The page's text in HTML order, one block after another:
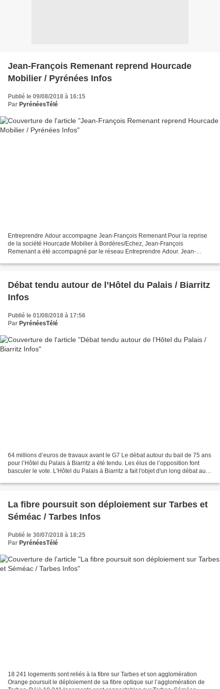
Jean-François Remenant reprend Hourcade
Mobilier / Pyrénées Infos
Publié le 09/08/2018 à 16:15
Par PyrénéesTélé
Entreprendre Adour accompagne Jean-François Remenant Pour la reprise
de la société Hourcade Mobilier à Bordères/Echez, Jean-François
Remenant a été accompagné par le réseau Entreprendre Adour. Jean-
Débat tendu autour de l’Hôtel du Palais / Biarritz
Infos
Publié le 01/08/2018 à 17:56
Par PyrénéesTélé
64 millions d’euros de travaux avant le G7 Le débat autour du bail de 75 ans
pour l’Hôtel du Palais à Biarritz a été tendu. Les élus de l’opposition font
basculer le vote. L'Hôtel du Palais à Biarritz a fait l'objet d'un long débat au
La fibre poursuit son déploiement sur Tarbes et
Séméac / Tarbes Infos
Publié le 30/07/2018 à 18:25
Par PyrénéesTélé
18 241 logements sont reliés à la fibre sur Tarbes et son agglomération
Orange poursuit le déploiement de sa fibre optique sur l’agglomération de